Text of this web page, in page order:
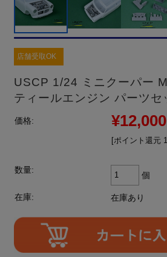
店舗受取OK
USCP 1/24 ミニクーパー
ティールエンジン パーツ
価格: ¥12,000
[ポイント還元
数量:
個
在庫: 在庫あり